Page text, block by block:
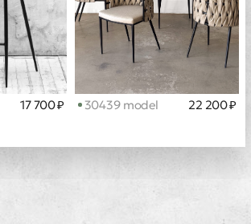
17 700 ₽ 30439 model 22 200 ₽